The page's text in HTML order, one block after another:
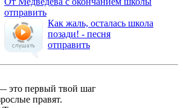
отправить
Как жаль, осталась школа
позади! - песня
отправить
это первый твой шаг
правят.